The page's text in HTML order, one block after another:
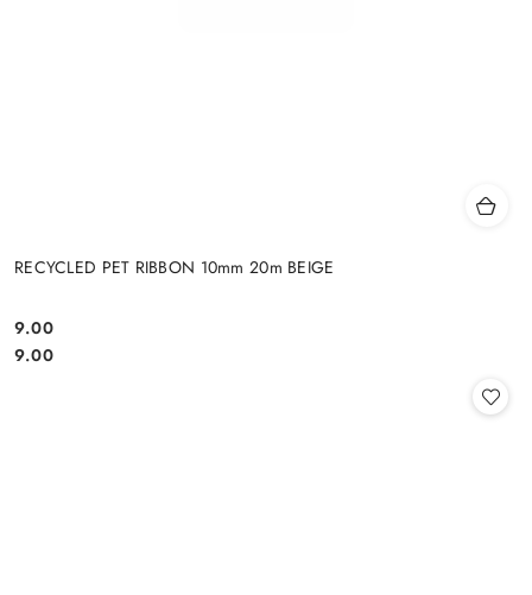
RECYCLED PET RIBBON 10mm 20m BEIGE
Cena:
9.00
Cena:
9.00